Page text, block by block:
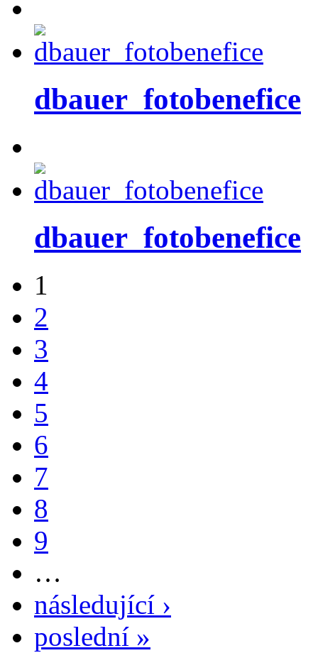
dbauer_fotobenefice
dbauer_fotobenefice
1
2
3
4
5
6
7
8
9
…
následující ›
poslední »